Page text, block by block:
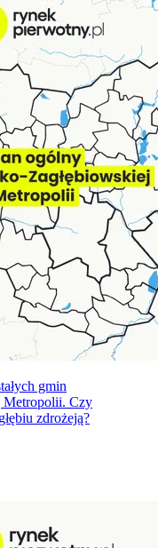
gmin
Metropolii. Czy
zdrożeją?